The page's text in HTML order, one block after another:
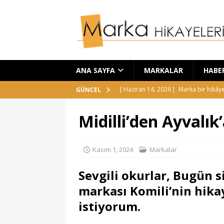
ANA SAYFA MARKALAR
GÜNCEL [ Haziran 14, 2026 ] Marka bir
[ Haziran 4, 2026 ] Nothing
Midilli’den
Kasım 1, 2024 Markalar
Sevgili okurlar, Bugün
markası Komili’nin
istiyorum.